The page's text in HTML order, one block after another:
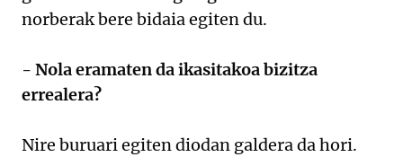
norberak bere bidaia egiten du.
- Nola eramaten da ikasitakoa bizitza
errealera?
Nire buruari egiten diodan galdera da hori.